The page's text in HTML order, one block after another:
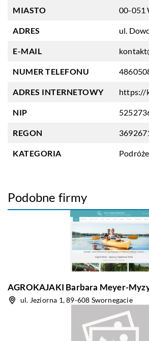
MIASTO 00-051
ADRES ul.
E-MAIL
NUMER TELEFONU
ADRES INTERNETOWY https://
NIP
REGON
KATEGORIA Podróże
Podobne firmy
AGROKAJAKI Barbara Meyer-
ul. Jeziorna 1, 89-608 Swornegacie